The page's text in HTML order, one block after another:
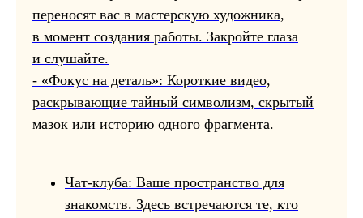
переносят вас в мастерскую художника,
в момент создания работы. Закройте глаза
и слушайте.
- «Фокус на деталь»: Короткие видео,
раскрывающие тайный символизм, скрытый
мазок или историю одного фрагмента.
Чат-клуба: Ваше пространство для
знакомств. Здесь встречаются те, кто